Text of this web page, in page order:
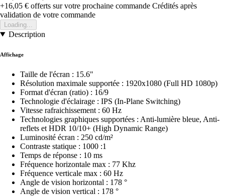
+16,05 € offerts sur votre prochaine commande Crédités après
validation de votre commande
Loading...
Description
Affichage
Taille de l'écran : 15.6"
Résolution maximale supportée : 1920x1080 (Full HD 1080p)
Format d'écran (ratio) : 16/9
Technologie d'éclairage : IPS (In-Plane Switching)
Vitesse rafraichissement : 60 Hz
Technologies graphiques supportées : Anti-lumière bleue, Anti-
reflets et HDR 10/10+ (High Dynamic Range)
Luminosité écran : 250 cd/m²
Contraste statique : 1000 :1
Temps de réponse : 10 ms
Fréquence horizontale max : 77 Khz
Fréquence verticale max : 60 Hz
Angle de vision horizontal : 178 °
Angle de vision vertical : 178 °